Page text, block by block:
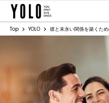
Top YOLO 彼と末永い関係を築くた